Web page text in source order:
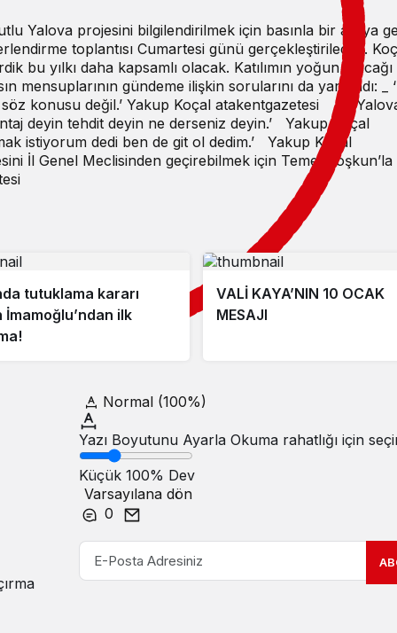
Yalova projesini bilgilendirilmek için basınla bir araya
toplantısı Cumartesi günü gerçekleştirilecek.
bu yılkı daha kapsamlı olacak. Katılımın yoğun olacağı
mensuplarının gündeme ilişkin sorularını da yanıtladı: _
söz konusu değil.’ Yakup Koçal atakentgazetesi –
deyin tehdit deyin ne derseniz deyin.’ Yakup Koçal
istiyorum dedi ben de git ol dedim.’ Yakup Koçal
İl Genel Meclisinden geçirebilmek için Temel Coşkun’la
tutuklama kararı
İmamoğlu’ndan ilk
VALİ KAYA’NIN 10 OCAK
MESAJI
Normal (100%)
Yazı Boyutunu Ayarla Okuma rahatlığı için
Küçük 100% Dev
Varsayılana dön
0